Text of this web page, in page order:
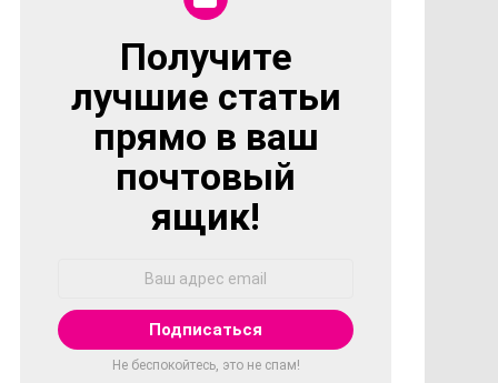
NEWSLETTER
Получите
лучшие статьи
прямо в ваш
почтовый
ящик!
Не беспокойтесь, это не спам!